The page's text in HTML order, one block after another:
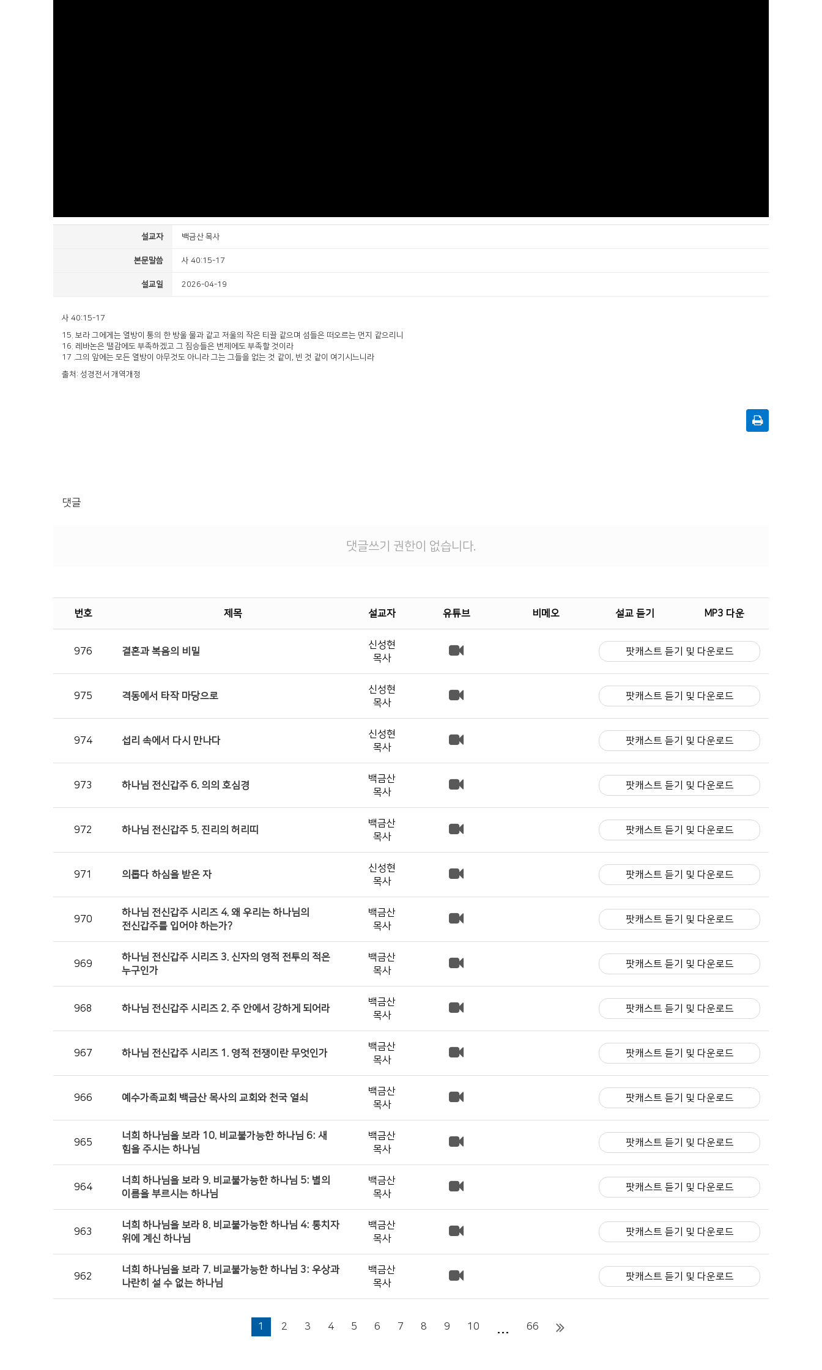
설교자 백금산 목사
본문말씀 사 40:15-17
설교일 2026-04-19
사 40:15-17
15. 보라 그에게는 열방이 통의 한 방울 물과 같고 저울의 작은 티끌 같으며 섬들은 떠오르는 먼지 같으리니
16. 레바논은 땔감에도 부족하겠고 그 짐승들은 번제에도 부족할 것이라
17 .그의 앞에는 모든 열방이 아무것도 아니라 그는 그들을 없는 것 같이, 빈 것 같이 여기시느니라
출처: 성경전서 개역개정
댓글
댓글쓰기 권한이 없습니다.
번호 제목 설교자 유튜브 비메오 설교 듣기 MP3 다운
976 결혼과 복음의 비밀
신성현
목사
팟캐스트 듣기 및 다운로드
975 격동에서 타작 마당으로
신성현
목사
팟캐스트 듣기 및 다운로드
974 섭리 속에서 다시 만나다
신성현
목사
팟캐스트 듣기 및 다운로드
973 하나님 전신갑주 6. 의의 호심경
백금산
목사
팟캐스트 듣기 및 다운로드
972 하나님 전신갑주 5. 진리의 허리띠
백금산
목사
팟캐스트 듣기 및 다운로드
971 의롭다 하심을 받은 자
신성현
목사
팟캐스트 듣기 및 다운로드
970
하나님 전신갑주 시리즈 4. 왜 우리는 하나님의
전신갑주를 입어야 하는가?
백금산
목사
팟캐스트 듣기 및 다운로드
969
하나님 전신갑주 시리즈 3. 신자의 영적 전투의 적은
누구인가
백금산
목사
팟캐스트 듣기 및 다운로드
968 하나님 전신갑주 시리즈 2. 주 안에서 강하게 되어라
백금산
목사
팟캐스트 듣기 및 다운로드
967 하나님 전신갑주 시리즈 1. 영적 전쟁이란 무엇인가
백금산
목사
팟캐스트 듣기 및 다운로드
966 예수가족교회 백금산 목사의 교회와 천국 열쇠
백금산
목사
팟캐스트 듣기 및 다운로드
965
너희 하나님을 보라 10. 비교불가능한 하나님 6: 새
힘을 주시는 하나님
백금산
목사
팟캐스트 듣기 및 다운로드
964
너희 하나님을 보라 9. 비교불가능한 하나님 5: 별의
이름을 부르시는 하나님
백금산
목사
팟캐스트 듣기 및 다운로드
963
너희 하나님을 보라 8. 비교불가능한 하나님 4: 통치자
위에 계신 하나님
백금산
목사
팟캐스트 듣기 및 다운로드
962
너희 하나님을 보라 7. 비교불가능한 하나님 3: 우상과
나란히 설 수 없는 하나님
백금산
목사
팟캐스트 듣기 및 다운로드
1 2 3 4 5 6 7 8 9 10 ... 66